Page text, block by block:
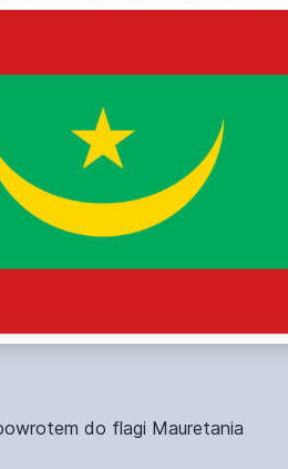
do flagi Mauretania